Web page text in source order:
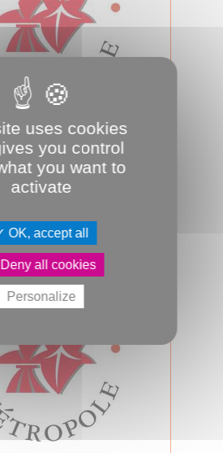
Métropole du 26
18h00, salle des
se tiendra le prochain
uses cookies
you control
you want to
activate
OK, accept all
Deny all cookies
Personalize